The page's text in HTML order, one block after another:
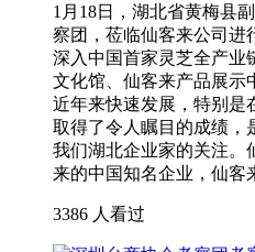
1月18日，湖北省黄梅县
察团，莅临仙客来公司进
深入中国首家灵芝全产业
文化馆、仙客来产品展示
近年来快速发展，特别是
取得了令人瞩目的成绩，
我们湖北企业家的关注。
来的中国知名企业，仙客
3386 人看过